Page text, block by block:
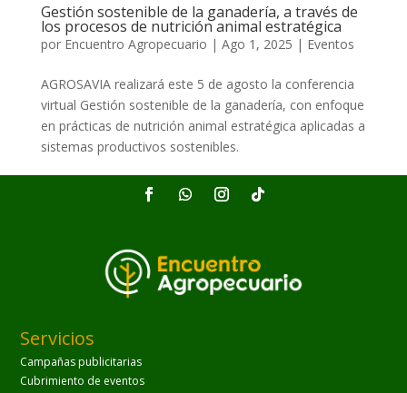
Gestión sostenible de la ganadería, a través de
los procesos de nutrición animal estratégica
por Encuentro Agropecuario | Ago 1, 2025 | Eventos
AGROSAVIA realizará este 5 de agosto la conferencia
virtual Gestión sostenible de la ganadería, con enfoque
en prácticas de nutrición animal estratégica aplicadas a
sistemas productivos sostenibles.
Servicios
Campañas publicitarias
Cubrimiento de eventos